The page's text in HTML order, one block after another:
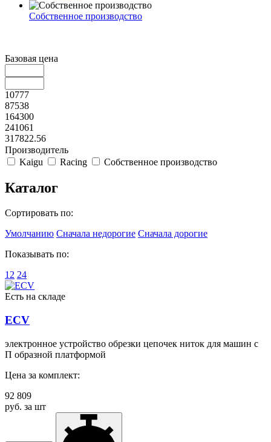
Собственное производство
Базовая цена
10777
87538
164300
241061
317822.56
Производитель
Kaigu
Racing Собственное производство
Каталог
Сортировать по:
Умолчанию Сначала недорогие Сначала дорогие
Показывать по:
12 24
Есть на складе
ECV
электронное устройство обрезки цепочек ниток для машин с
П образной платформой
Цена за комплект:
92 809
руб. за шт